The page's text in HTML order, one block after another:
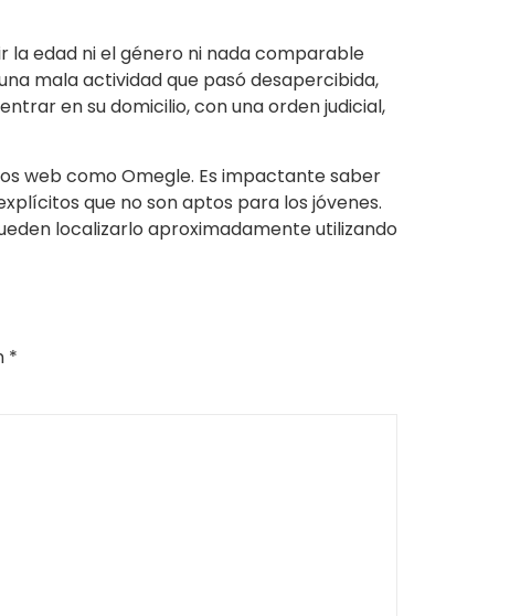
la edad ni el género ni nada comparable
mala actividad que pasó desapercibida,
en su domicilio, con una orden judicial,
web como Omegle. Es impactante saber
que no son aptos para los jóvenes.
localizarlo aproximadamente utilizando
*